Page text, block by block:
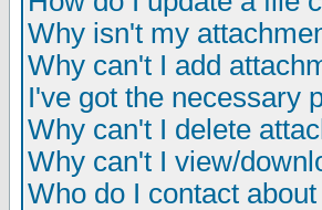
Why isn't my
Why can't I add
I've got the necessary
Why can't I delete
Why can't I view/
Who do I contact